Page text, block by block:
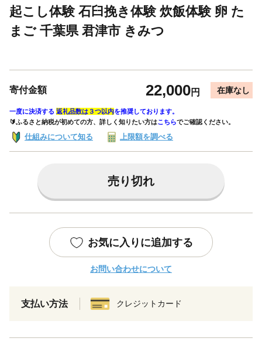
起こし体験 石臼挽き体験 炊飯体験 卵 た
まご 千葉県 君津市 きみつ
寄付金額 22,000円 在庫なし
一度に決済する 返礼品数は３つ以内を推奨しております。
🔰ふるさと納税が初めての方、詳しく知りたい方はこちらでご確認ください。
仕組みについて知る 上限額を調べる
売り切れ
お気に入りに追加する
お問い合わせについて
支払い方法 クレジットカード